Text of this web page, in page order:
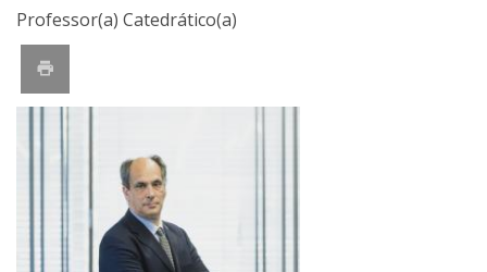
Professor(a) Catedrático(a)